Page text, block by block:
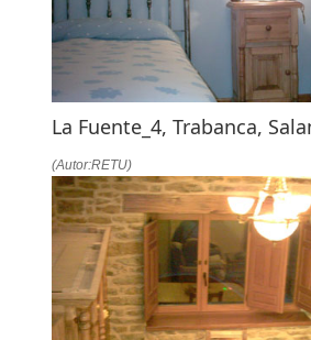
La Fuente_4, Trabanca,
(Autor:RETU)